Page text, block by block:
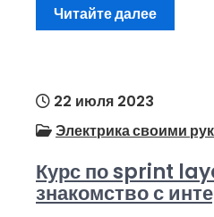
Читайте далее
22 июля 2023
Электрика своими
Курс по sprint
знакомство с